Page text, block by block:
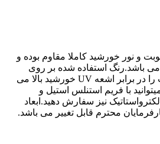
و نور خورشید کاملا مقاوم بوده و
باشد.رنگ استفاده شده بر روی
چوب ترمو مقاومت چوب را در برابر اشعه UV خورشید بالا می
با فریم استنلس استیل و
نیز سفارش دهید.ابعاد
محترم قابل تغییر می باشد.